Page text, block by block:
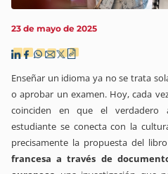
23 de mayo de 2025
Enseñar un idioma ya no se trata
o aprobar un examen. Hoy, cada
coinciden en que el verdadero
estudiante se conecta con la
precisamente la propuesta del libro
francesa a través de